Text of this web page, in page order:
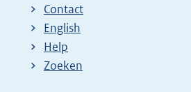
Contact
English
Help
Zoeken